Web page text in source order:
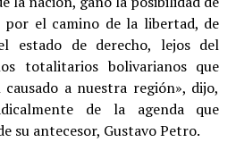
por el camino de la libertad, de
estado de derecho, lejos del
totalitarios bolivarianos que
a nuestra región», dijo,
de la agenda que
su antecesor, Gustavo Petro.